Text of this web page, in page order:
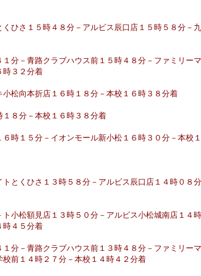
ひさ１５時４８分－アルビス辰口店１５時５８分－
分－青路クラブハウス前１５時４８分－ファミリー
時３２分着
松向本折店１６時１８分－本校１６時３８分着
８分－本校１６時３８分着
時１５分－イオンモール新小松１６時３０分－本校
とくひさ１３時５８分－アルビス辰口店１４時０８
小松額見店１３時５０分－アルビス小松城南店１４
時４５分着
分－青路クラブハウス前１３時４８分－ファミリー
前１４時２７分－本校１４時４２分着